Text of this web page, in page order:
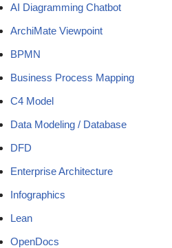
AI Diagramming Chatbot
ArchiMate Viewpoint
BPMN
Business Process Mapping
C4 Model
Data Modeling / Database
DFD
Enterprise Architecture
Infographics
Lean
OpenDocs